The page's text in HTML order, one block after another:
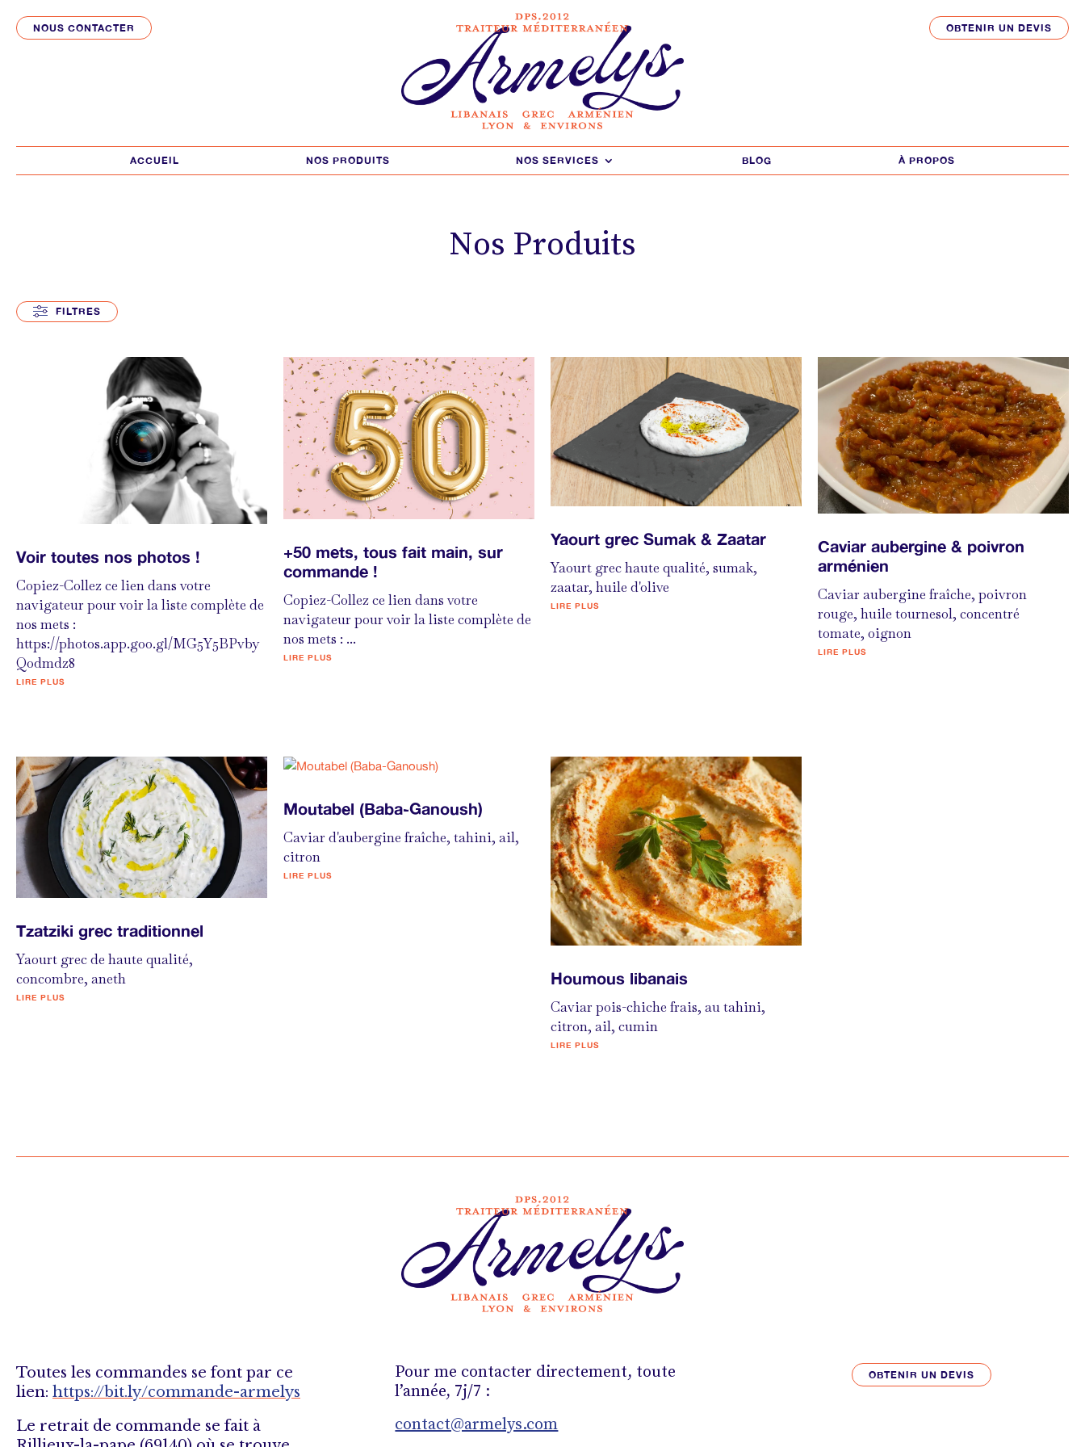
NOUS CONTACTER OBTENIR UN DEVIS
ACCUEIL NOS PRODUITS NOS SERVICES BLOG À PROPOS
Nos Produits
FILTRES
Voir toutes nos photos !
Copiez-Collez ce lien dans votre
navigateur pour voir la liste complète de
nos mets :
https://photos.app.goo.gl/MG5Y5BPvby
Qodmdz8
LIRE PLUS
+50 mets, tous fait main, sur
commande !
Copiez-Collez ce lien dans votre
navigateur pour voir la liste complète de
nos mets : ...
LIRE PLUS
Yaourt grec Sumak & Zaatar
Yaourt grec haute qualité, sumak,
zaatar, huile d'olive
LIRE PLUS
Caviar aubergine & poivron
arménien
Caviar aubergine fraîche, poivron
rouge, huile tournesol, concentré
tomate, oignon
LIRE PLUS
Tzatziki grec traditionnel
Yaourt grec de haute qualité,
concombre, aneth
LIRE PLUS
Moutabel (Baba-Ganoush)
Caviar d'aubergine fraîche, tahini, ail,
citron
LIRE PLUS
Houmous libanais
Caviar pois-chiche frais, au tahini,
citron, ail, cumin
LIRE PLUS
Toutes les commandes se font par ce
lien: https://bit.ly/commande-armelys
Le retrait de commande se fait à
Pour me contacter directement, toute
l’année, 7j/7 :
contact@armelys.com
OBTENIR UN DEVIS